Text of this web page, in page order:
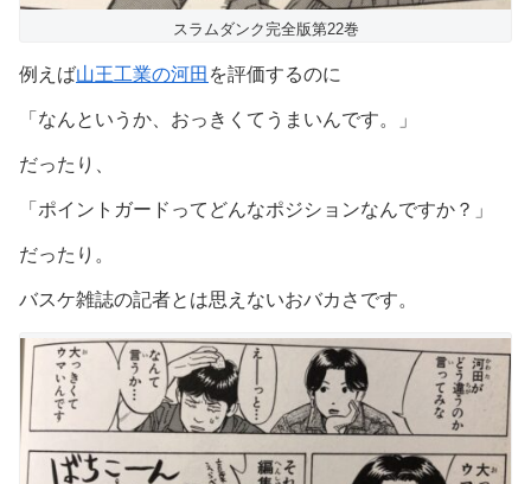
スラムダンク完全版第22巻
例えば山王工業の河田 を評価するのに
「なんというか、おっきくてうまいんです。」
だったり、
「ポイントガードってどんなポジションなんですか？」
だったり。
バスケ雑誌の記者とは思えないおバカさです。